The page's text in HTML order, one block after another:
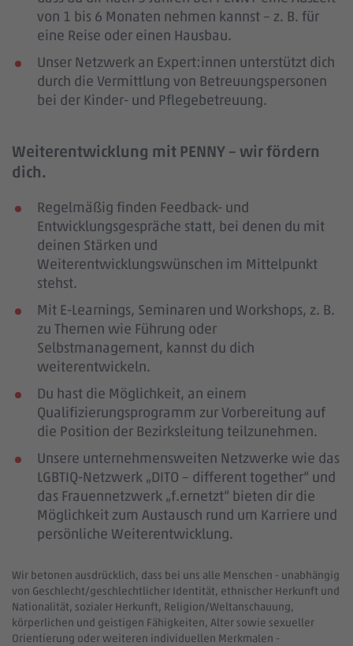
von 1 bis 6 Monaten nehmen kannst – z. B. für
eine Reise oder einen Hausbau.
Unser Netzwerk an Expert:innen unterstützt dich
durch die Vermittlung von Betreuungspersonen
bei der Kinder- und Pflegebetreuung.
Weiterentwicklung mit PENNY – wir fördern
dich.
Regelmäßig finden Feedback- und
Entwicklungsgespräche statt, bei denen du mit
deinen Stärken und
Weiterentwicklungswünschen im Mittelpunkt
stehst.
Mit E-Learnings, Seminaren und Workshops, z. B.
zu Themen wie Führung oder
Selbstmanagement, kannst du dich
weiterentwickeln.
Du hast die Möglichkeit, an einem
Qualifizierungsprogramm zur Vorbereitung auf
die Position der Bezirksleitung teilzunehmen.
Unsere unternehmensweiten Netzwerke wie das
LGBTIQ-Netzwerk „DITO – different together“ und
das Frauennetzwerk „f.ernetzt“ bieten dir die
Möglichkeit zum Austausch rund um Karriere und
persönliche Weiterentwicklung.
Wir betonen ausdrücklich, dass bei uns alle Menschen - unabhängig
von Geschlecht/geschlechtlicher Identität, ethnischer Herkunft und
Nationalität, sozialer Herkunft, Religion/Weltanschauung,
körperlichen und geistigen Fähigkeiten, Alter sowie sexueller
Orientierung oder weiteren individuellen Merkmalen -